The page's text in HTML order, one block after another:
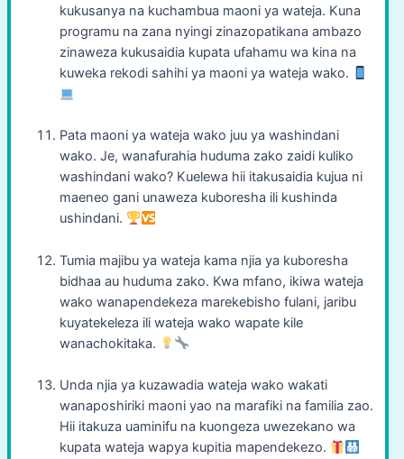
kukusanya na kuchambua maoni ya wateja. Kuna
programu na zana nyingi zinazopatikana ambazo
zinaweza kukusaidia kupata ufahamu wa kina na
kuweka rekodi sahihi ya maoni ya wateja wako.
Pata maoni ya wateja wako juu ya washindani
wako. Je, wanafurahia huduma zako zaidi kuliko
washindani wako? Kuelewa hii itakusaidia kujua ni
maeneo gani unaweza kuboresha ili kushinda
ushindani.
Tumia majibu ya wateja kama njia ya kuboresha
bidhaa au huduma zako. Kwa mfano, ikiwa wateja
wako wanapendekeza marekebisho fulani, jaribu
kuyatekeleza ili wateja wako wapate kile
wanachokitaka.
Unda njia ya kuzawadia wateja wako wakati
wanaposhiriki maoni yao na marafiki na familia zao.
Hii itakuza uaminifu na kuongeza uwezekano wa
kupata wateja wapya kupitia mapendekezo.